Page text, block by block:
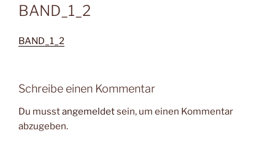
BAND_1_2
BAND_1_2
Schreibe einen Kommentar
Du musstangemeldetsein, um einen Kommentar
abzugeben.